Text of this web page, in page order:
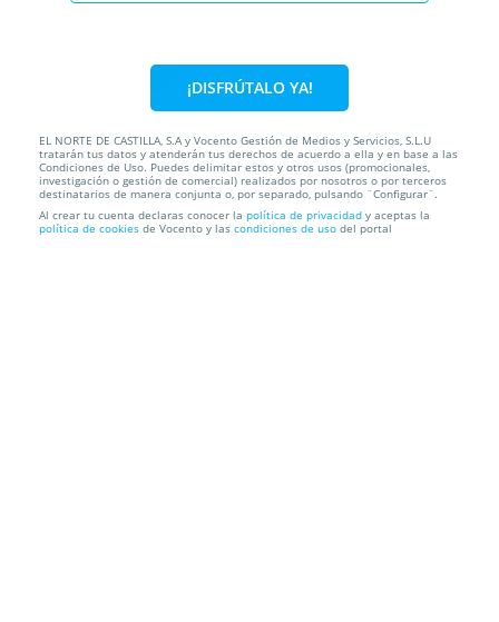
33% 90€ 59,90€
Sabores Estrella Michelin en La Botica de
Matapozuelos
LA BOTICA DE MATAPOZUELOS Plaza Mayor, 2, 47230.
Matapozuelos. Valladolid
¡DISFRÚTALO YA!
EL NORTE DE CASTILLA, S.A y Vocento Gestión de Medios y Servicios, S.L.U
tratarán tus datos y atenderán tus derechos de acuerdo a ella y en base a las
Condiciones de Uso. Puedes delimitar estos y otros usos (promocionales,
investigación o gestión de comercial) realizados por nosotros o por terceros
destinatarios de manera conjunta o, por separado, pulsando ¨Configurar¨.
Al crear tu cuenta declaras conocer la política de privacidad y aceptas la
política de cookies de Vocento y las condiciones de uso del portal